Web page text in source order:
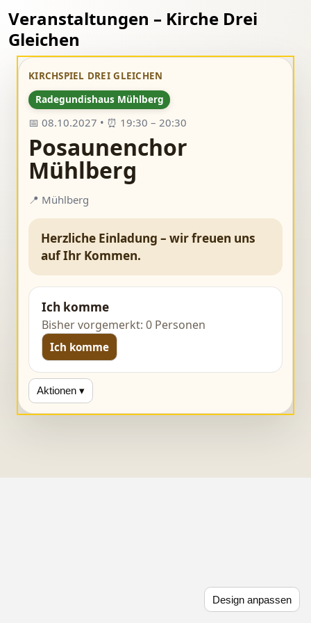
Design anpassen
Veranstaltungen – Kirche Drei
Gleichen
KIRCHSPIEL DREI GLEICHEN
Radegundishaus Mühlberg
📅 08.10.2027 • ⏰ 19:30 – 20:30
Posaunenchor
Mühlberg
📍 Mühlberg
Herzliche Einladung – wir freuen uns
auf Ihr Kommen.
Ich komme
Bisher vorgemerkt: 0 Personen
Ich komme
Aktionen ▾